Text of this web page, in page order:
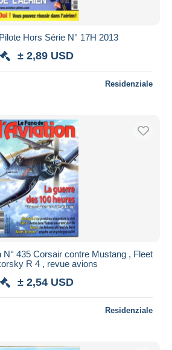
Hors Série N° 17H 2013
± 2,89 USD
Residenziale
N° 435 Corsair contre Mustang , Fleet
R 4 , revue avions
± 2,54 USD
Residenziale